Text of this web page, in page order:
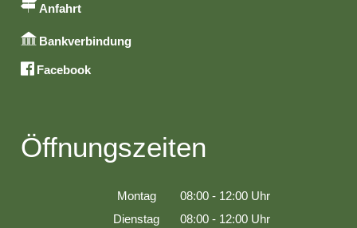
Anfahrt
Bankverbindung
Facebook
Öffnungszeiten
Montag 08:00 - 12:00 Uhr
Von 08:00 bis 12:00 Uhr
Dienstag 08:00 - 12:00 Uhr